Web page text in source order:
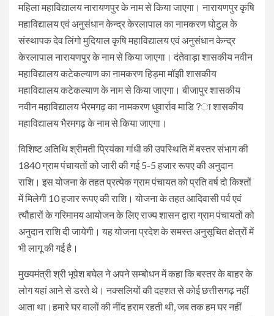
महिला महाविद्यालय नारायणपुर के नाम से किया जाएगा। नारायणपुर कृषि
महाविद्यालय एवं अनुसंधान केन्द्र केरलापाल का नामकरण घोटुल के
संस्थापक देव लिंगो मुदियाल कृषि महाविद्यालय एवं अनुसंधान केन्द्र
केरलापाल नारायणपुर के नाम से किया जाएगा। दंतेवाड़ा शासकीय नवीन
महाविद्यालय कटेकल्याण का नामकरण हिड़मा मॉझी शासकीय
महाविद्यालय कटेकल्याण के नाम से किया जाएगा। बीजापुर शासकीय
नवीन महाविद्यालय भैरमगढ़ का नामकरण धुवार्राव माडि?ा शासकीय
महाविद्यालय भैरमगढ़ के नाम से किया जाएगा।
विशिष्ट अतिथि श्रीमती प्रियंका गांधी की उपस्थिति में बस्तर संभाग की
1840 ग्राम पंचायतों को जारी की गई 5-5 हजार रूपए की अनुदान
राशि। इस योजना के तहत प्रत्येक ग्राम पंचायत को प्रति वर्ष दो किश्तों
में मिलेगी 10 हजार रूपए की राशि। योजना के तहत आदिवासी पर्व एवं
त्यौहारों के गरिमामय आयोजन के लिए राज्य शासन द्वारा ग्राम पंचायतों को
अनुदान राशि दी जायेगी। यह योजना प्रदेश के समस्त अनुसूचित क्षेत्रों में
भी लागू की गई है।
मुख्यमंत्री श्री भूपेश बघेल ने अपने सम्बोधन में कहा कि बस्तर के बाहर के
लोग यहां आने से डरते थे। नक्सलियों की दहशत से कोई छत्तीसगढ़ नहीं
आता था।हमारे घर वालों की नींद हराम रहती थी, जब तक हम घर नहीं